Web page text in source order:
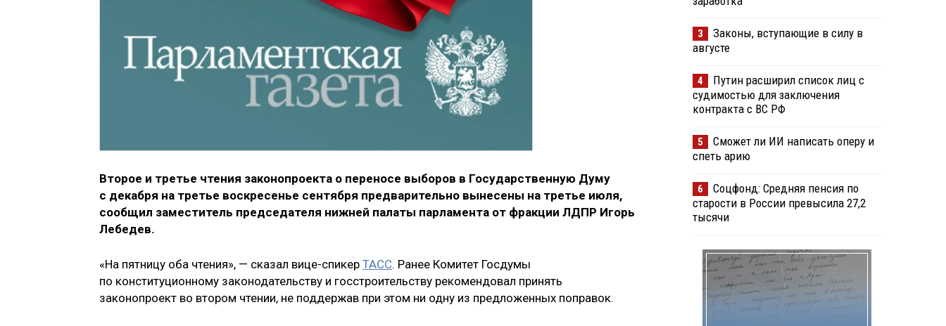
Второе и третье чтения законопроекта о переносе выборов в Государственную Думу
с декабря на третье воскресенье сентября предварительно вынесены на третье июля,
сообщил заместитель председателя нижней палаты парламента от фракции ЛДПР Игорь
Лебедев.
«На пятницу оба чтения», — сказал вице-спикер ТАСС. Ранее Комитет Госдумы
по конституционному законодательству и госстроительству рекомендовал принять
законопроект во втором чтении, не поддержав при этом ни одну из предложенных поправок.
3
Законы, вступающие в силу в
августе
4
Путин расширил список лиц с
судимостью для заключения
контракта с ВС РФ
5
Сможет ли ИИ написать оперу и
спеть арию
6
Соцфонд: Средняя пенсия по
старости в России превысила 27,2
тысячи